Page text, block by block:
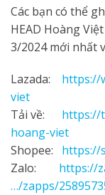
Các bạn có thể
HEAD Hoàng
3/2024 mới nhất
Lazada: https://
viet
Tải về: https://
hoang-viet
Shopee:
https://
Zalo: https://
…/zapps/